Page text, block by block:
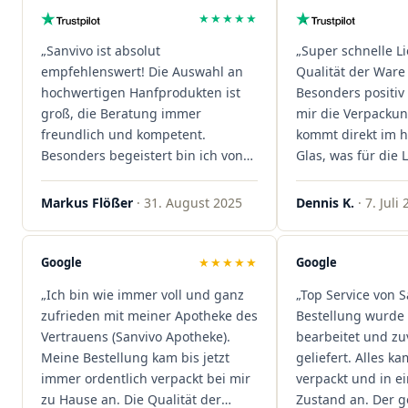
★★★★★
„Sanvivo ist absolut
empfehlenswert! Die Auswahl an
hochwertigen Hanfprodukten ist
groß, die Beratung immer
freundlich und kompetent.
Besonders begeistert bin ich von
der schnellen Rezeptannahme –
alles läuft unkompliziert und
sind extrem zügig, was mir jedes
Mal viel Zeit spart. Man merkt,
Kundenzufriedenheit an erster
Stelle stehen. Vielen Dank an das
Team von Sanvivo – ich bin
rundum begeistert!"
Markus Flößer · 31. August 2025
„Super schnelle
Qualität der
Besonders
mir die
kommt direkt im
Glas, was für die
ist. Ich bestelle
wieder!"
Dennis K. · 7. Juli
Google ★★★★★
„Ich bin wie immer voll und ganz
zufrieden mit meiner Apotheke des
Vertrauens (Sanvivo Apotheke).
Meine Bestellung kam bis jetzt
immer ordentlich verpackt bei mir
zu Hause an. Die Qualität der
Google
„Top Service von
Bestellung wurde
bearbeitet und
geliefert. Alles
verpackt und in
Zustand an. Der